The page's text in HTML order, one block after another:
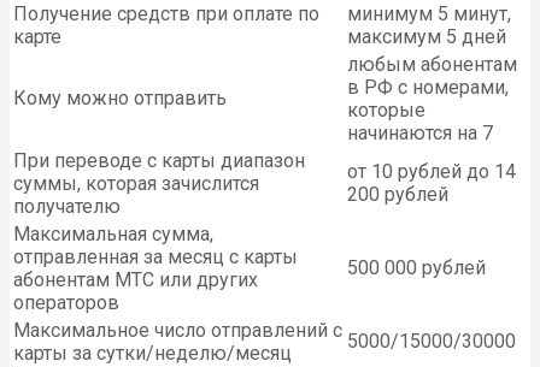
Получение средств при оплате по
карте
минимум 5 минут,
максимум 5 дней
Кому можно отправить
любым абонентам
в РФ с номерами,
которые
начинаются на 7
При переводе с карты диапазон
суммы, которая зачислится
получателю
от 10 рублей до 14
200 рублей
Максимальная сумма,
отправленная за месяц с карты
абонентам МТС или других
операторов
500 000 рублей
Максимальное число отправлений с
карты за сутки/неделю/месяц
5000/15000/30000